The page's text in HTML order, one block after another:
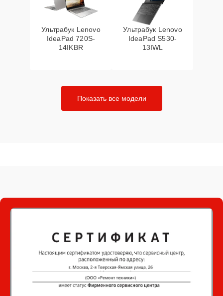
Ультрабук Lenovo
IdeaPad 720S-
14IKBR
Ультрабук Lenovo
IdeaPad S530-
13IWL
Показать все модели